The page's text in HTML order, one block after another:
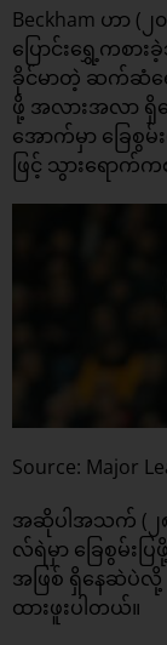
Beckham ဟာ
ပြောင်းရွှေ့ကစာ
ခိုင်မာတဲ့ ဆက်ဆံရေ
ဖို့ အလားအလာ ရှိန
အောက်မှာ ခြေစွ
ဖြင့် သွားရောက်
Source: Major
အဆိုပါအသက် (၂
လ်ရဲမှာ ခြေစွမ်း
အဖြစ် ရှိနေဆဲပဲလို့
ထားဖူးပါတယ်။